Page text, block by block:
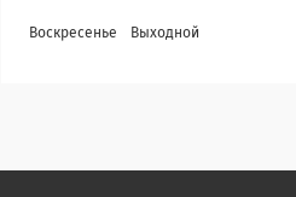
Воскресенье Выходной